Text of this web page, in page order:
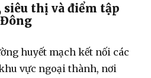
siêu thị và điểm tập
huyết mạch kết nối các
vực ngoại thành, nơi